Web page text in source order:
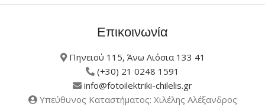
Επικοινωνία
Πηνειού 115, Άνω Λιόσια 133 41
(+30) 21 0248 1591
info@fotoilektriki-chilelis.gr
Υπεύθυνος Καταστήματος: Χιλέλης Αλέξανδρος